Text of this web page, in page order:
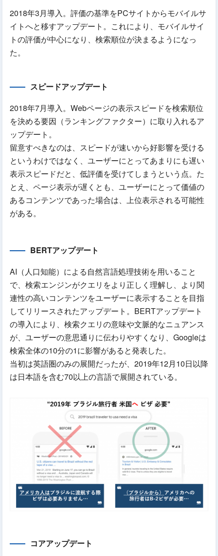
2018年3月導入。評価の基準をPCサイトからモバイルサ
イトへと移すアップデート。これにより、モバイルサイ
トの評価が中心になり、検索順位が決まるようになっ
た。
スピードアップデート
2018年7月導入。Webページの表示スピードを検索順位
を決める要因（ランキングファクター）に取り入れるア
ップデート。
留意すべきなのは、スピードが速いから好影響を受ける
というわけではなく、ユーザーにとってあまりにも遅い
表示スピードだと、低評価を受けてしまうという点。た
とえ、ページ表示が遅くとも、ユーザーにとって価値の
あるコンテンツであった場合は、上位表示される可能性
がある。
BERTアップデート
AI（人口知能）による自然言語処理技術を用いること
で、検索エンジンがクエリをより正しく理解し、より関
連性の高いコンテンツをユーザーに表示することを目指
してリリースされたアップデート。BERTアップデート
の導入により、検索クエリの意味や文脈的なニュアンス
が、ユーザーの意思通りに伝わりやすくなり、Googleは
検索全体の10分の1に影響があると発表した。
当初は英語圏のみの展開だったが、2019年12月10日以降
は日本語を含む70以上の言語で展開されている。
コアアップデート